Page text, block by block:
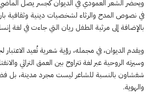
ويحضر الشعر العمودي في الديوان كجسر يصل
في نصوص المدح والرثاء لشخصيات دينية وثقافية
بالإضافة إلى مرثية الطفل ريان التي جاءت في لغة
ويقدم الديوان، في مجمله، رؤية شعرية تُعيد الاعتبار
وسيرته الروحية عبر لغة تتراوح بين العمق التراثي
شفشاون بالنسبة للشاعر ليست مجرد مدينة، بل
والهوية.